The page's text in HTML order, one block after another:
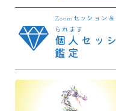
Zoomセッション
られます
個人セッ
鑑定